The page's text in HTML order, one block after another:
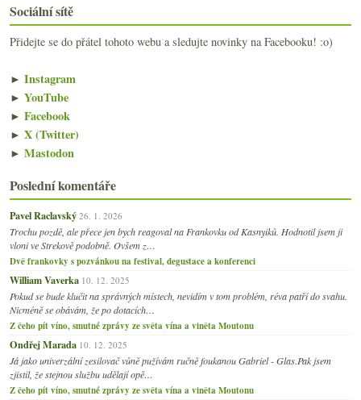
Sociální sítě
Přidejte se do přátel tohoto webu a sledujte novinky na Facebooku! :o)
► Instagram
► YouTube
► Facebook
► X (Twitter)
► Mastodon
Poslední komentáře
Pavel Raclavský 26. 1. 2026
Trochu pozdě, ale přece jen bych reagoval na Frankovku od Kasnyiků. Hodnotil jsem ji
vloni ve Strekově podobně. Ovšem z…
Dvě frankovky s pozvánkou na festival, degustace a konferenci
William Vaverka 10. 12. 2025
Pokud se bude klučit na správných místech, nevidím v tom problém, réva patří do svahu.
Nicméně se obávám, že po dotacích…
Z čeho pít víno, smutné zprávy ze světa vína a viněta Moutonu
Ondřej Marada 10. 12. 2025
Já jako univerzální zesilovač vůně pužívám ručně foukanou Gabriel - Glas.Pak jsem
zjistil, že stejnou službu udělají opě…
Z čeho pít víno, smutné zprávy ze světa vína a viněta Moutonu